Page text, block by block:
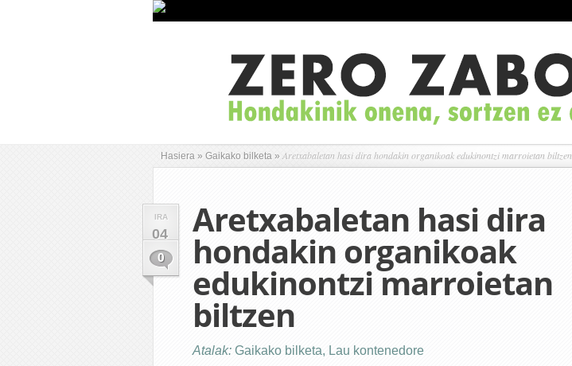
Hasiera » Gaikako bilketa » Aretxabaletan hasi dira hondakin organikoak edukinontzi marroietan biltzen
IRA
04
0
Aretxabaletan hasi dira
hondakin organikoak
edukinontzi marroietan
biltzen
Atalak: Gaikako bilketa, Lau kontenedore